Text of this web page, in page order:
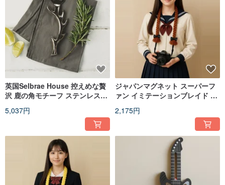
英国Selbrae House 控えめな贅
沢 鹿の角モチーフ ステンレス製
5,037円
ジャパンマグネット スーパーフ
ァン イミテーションブレイド カ
ウン)
2,175円